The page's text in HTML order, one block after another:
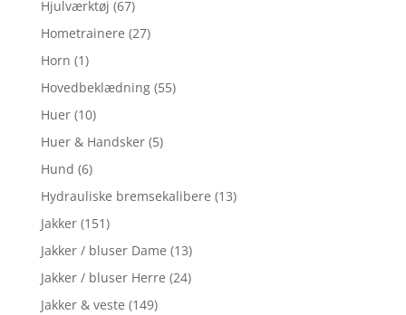
Hjulværktøj (67)
Hometrainere (27)
Horn (1)
Hovedbeklædning (55)
Huer (10)
Huer & Handsker (5)
Hund (6)
Hydrauliske bremsekalibere (13)
Jakker (151)
Jakker / bluser Dame (13)
Jakker / bluser Herre (24)
Jakker & veste (149)